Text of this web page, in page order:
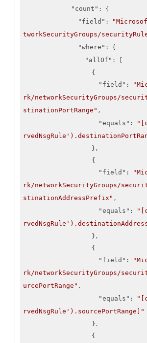
"count" : {
"field" :
tworkSecurityGroups/
"where" : {
"allOf" : [
"field" :
rk/networkSecurityGroups/
stinationPortRange" ,
"equals" :
"field" :
rk/networkSecurityGroups/
stinationAddressPrefix" ,
"equals" :
"field" :
rk/networkSecurityGroups/
urcePortRange" ,
"equals" :
rvedNsgRule').sourcePortRange]"